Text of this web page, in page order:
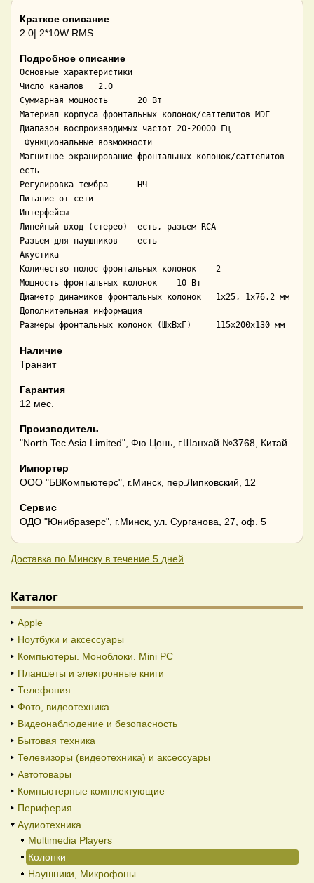
Краткое описание
2.0| 2*10W RMS
Подробное описание
Основные характеристики
Число каналов	2.0
Суммарная мощность	20 Вт
Материал корпуса фронтальных колонок/саттелитов	MDF
Диапазон воспроизводимых частот	20-20000 Гц
Магнитное экранирование фронтальных колонок/саттелитов
есть
Регулировка тембра	НЧ
Питание	от сети
Интерфейсы
Линейный вход (стерео)	есть, разъем RCA
Разъем для наушников	есть
Акустика
Количество полос фронтальных колонок	2
Мощность фронтальных колонок	10 Вт
Диаметр динамиков фронтальных колонок	1x25, 1x76.2 мм
Дополнительная информация
Размеры фронтальных колонок (ШxВxГ)	115x200x130 мм
Наличие
Транзит
Гарантия
12 мес.
Производитель
"North Tec Asia Limited", Фю Цонь, г.Шанхай №3768, Китай
Импортер
ООО "БВКомпьютерс", г.Минск, пер.Липковский, 12
Сервис
ОДО "Юнибразерс", г.Минск, ул. Сурганова, 27, оф. 5
Доставка по Минску в течение 5 дней
Каталог
Apple
Ноутбуки и аксессуары
Компьютеры. Моноблоки. Mini PC
Планшеты и электронные книги
Телефония
Фото, видеотехника
Видеонаблюдение и безопасность
Бытовая техника
Телевизоры (видеотехника) и аксессуары
Автотовары
Компьютерные комплектующие
Периферия
Аудиотехника
Multimedia Players
Колонки
Наушники, Микрофоны